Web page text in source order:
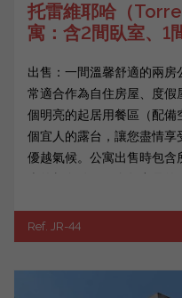
托雷維耶哈（
寓：含2間臥室、1
出售：一間溫馨舒適的兩
常適合作為自住房屋、度假
個明亮的起居用餐區（配備
個宜人的露台，讓您盡情享
優越氣候。公寓出售時包含
Ref. JR-44